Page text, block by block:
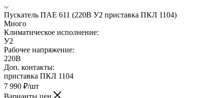
Пускатель ПАЕ 611 (220В У2 приставка ПКЛ 1104)
Много
Климатическое исполнение:
У2
Рабочее напряжение:
220В
Доп. контакты:
приставка ПКЛ 1104
7 990 ₽/шт
Варианты цен